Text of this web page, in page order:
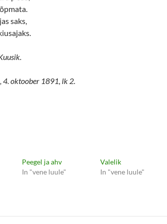
saks,
4. oktoober 1891, lk 2.
Peegel ja ahv
In "vene luule"
Valelik
In "vene luule"